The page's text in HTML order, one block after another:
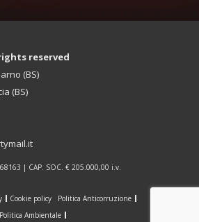
reserved
(BS)
(BS)
| CAP. SOC. € 205.000,00 i.v.
Cookie policy
Politica Anticorruzione
Politica Ambientale